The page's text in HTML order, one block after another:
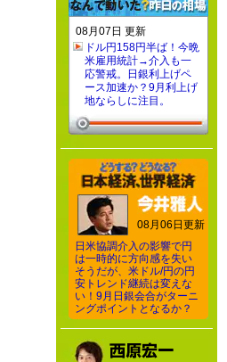
08月07日 更新
ドル円158円半ば！今晩
米雇用統計→介入も一
応警戒。日銀利上げペ
ース加速か？9月利上げ
地ならしに注目。
08月06日更新
日米協調介入の影響で円
は一時的に方向感を失い
そうだが、米ドル/円の円
安トレンド継続は変えな
い！9月日銀会合がターニ
ングポイントとなるか？